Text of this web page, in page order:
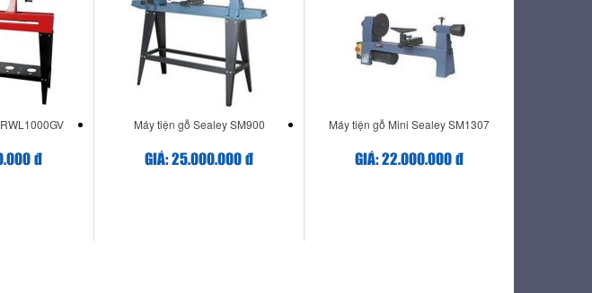
đ
Máy tiện gỗ Sealey SM900
GIÁ: 25.000.000 đ
Máy tiện gỗ Mini Sealey SM1307
GIÁ: 22.000.000 đ